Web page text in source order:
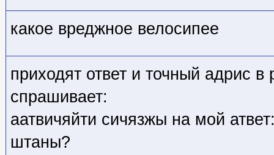
какое вреджное велосипее
приходят ответ и точный адрис
спрашивает:
аатвичяйти сичязжы на мой
штаны?